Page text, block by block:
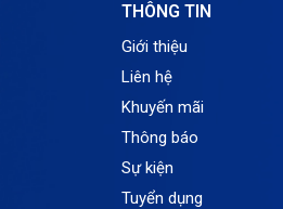
THÔNG TIN
Giới thiệu
Liên hệ
Khuyến mãi
Thông báo
Sự kiện
Tuyển dụng